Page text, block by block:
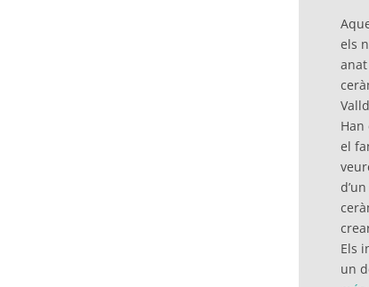
els
anat
el
Els
un